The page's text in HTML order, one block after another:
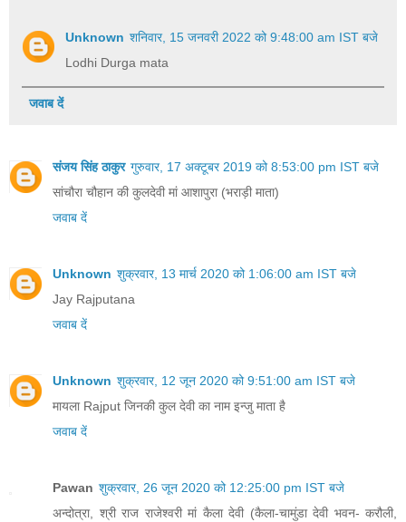
Unknown शनिवार, 15 जनवरी 2022 को 9:48:00 am IST बजे
Lodhi Durga mata
जवाब दें
संजय सिंह ठाकुर गुरुवार, 17 अक्टूबर 2019 को 8:53:00 pm IST बजे
सांचौरा चौहान की कुलदेवी मां आशापुरा (भराड़ी माता)
जवाब दें
Unknown शुक्रवार, 13 मार्च 2020 को 1:06:00 am IST बजे
Jay Rajputana
जवाब दें
Unknown शुक्रवार, 12 जून 2020 को 9:51:00 am IST बजे
मायला Rajput जिनकी कुल देवी का नाम इन्जु माता है
जवाब दें
Pawan शुक्रवार, 26 जून 2020 को 12:25:00 pm IST बजे
अन्दोत्रा, श्री राज राजेश्वरी मां कैला देवी (कैला-चामुंडा देवी भवन- करौली,